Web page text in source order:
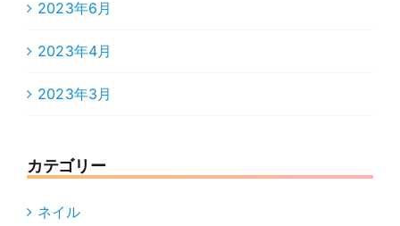
2023年6月
2023年4月
2023年3月
カテゴリー
ネイル